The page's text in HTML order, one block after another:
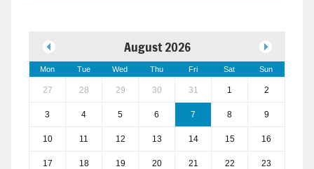
August 2026
Mon Tue Wed Thu Fri Sat Sun
27 28 29 30 31 1 2
3 4 5 6 7 8 9
10 11 12 13 14 15 16
17 18 19 20 21 22 23